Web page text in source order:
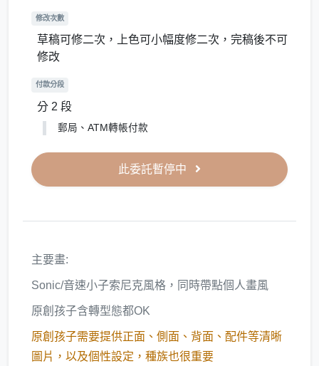
修改次數
草稿可修二次，上色可小幅度修二次，完稿後不可
修改
付款分段
分 2 段
郵局、ATM轉帳付款
此委託暫停中
主要畫:
Sonic/音速小子索尼克風格，同時帶點個人畫風
原創孩子含轉型態都OK
原創孩子需要提供正面、側面、背面、配件等清晰
圖片，以及個性設定，種族也很重要